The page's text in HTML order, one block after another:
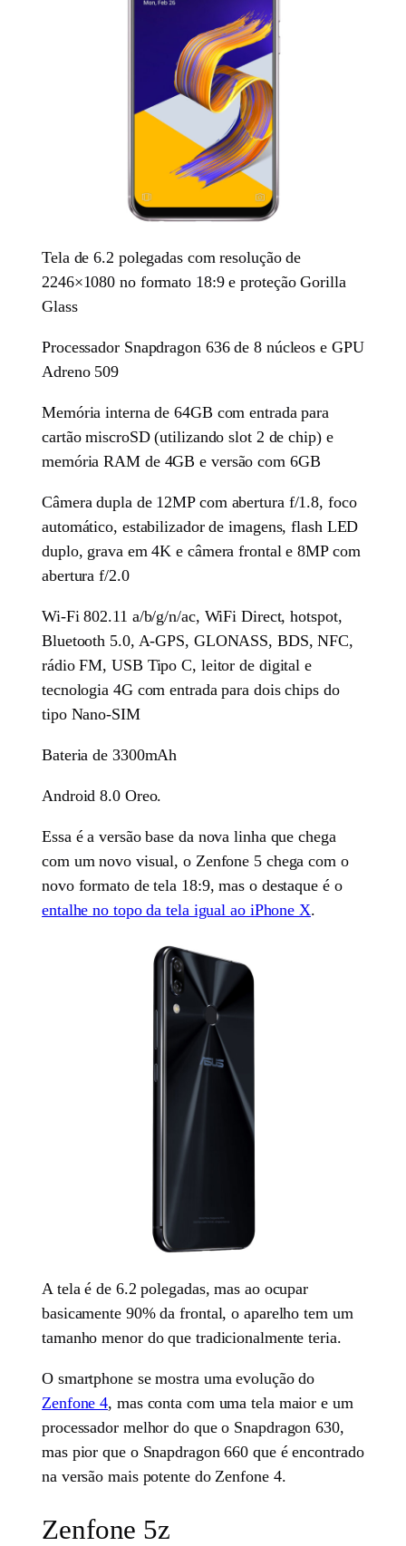
Tela de 6.2 polegadas com resolução de
2246×1080 no formato 18:9 e proteção Gorilla
Glass
Processador Snapdragon 636 de 8 núcleos e GPU
Adreno 509
Memória interna de 64GB com entrada para
cartão miscroSD (utilizando slot 2 de chip) e
memória RAM de 4GB e versão com 6GB
Câmera dupla de 12MP com abertura f/1.8, foco
automático, estabilizador de imagens, flash LED
duplo, grava em 4K e câmera frontal e 8MP com
abertura f/2.0
Wi-Fi 802.11 a/b/g/n/ac, WiFi Direct, hotspot,
Bluetooth 5.0, A-GPS, GLONASS, BDS, NFC,
rádio FM, USB Tipo C, leitor de digital e
tecnologia 4G com entrada para dois chips do
tipo Nano-SIM
Bateria de 3300mAh
Android 8.0 Oreo.
Essa é a versão base da nova linha que chega
com um novo visual, o Zenfone 5 chega com o
novo formato de tela 18:9, mas o destaque é o
entalhe no topo da tela igual ao iPhone X.
A tela é de 6.2 polegadas, mas ao ocupar
basicamente 90% da frontal, o aparelho tem um
tamanho menor do que tradicionalmente teria.
O smartphone se mostra uma evolução do
Zenfone 4, mas conta com uma tela maior e um
processador melhor do que o Snapdragon 630,
mas pior que o Snapdragon 660 que é encontrado
na versão mais potente do Zenfone 4.
Zenfone 5z